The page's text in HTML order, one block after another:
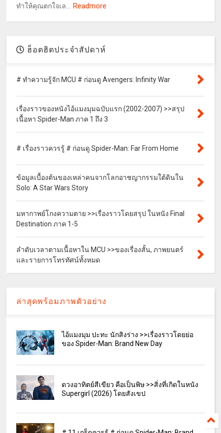
ทำให้คุณตกใจเล...
Readmore
ฮ็อตฮิตประจำสัปดาห์
# ทำความรู้จัก MCU # ก่อนดู Avengers: Infinity War
เรื่องราวของหนังไอ้แมงมุมฉบับแรก (2002-2007) >>สรุป
เนื้อหา Spider-Man ภาค 1 ถึง 3
# เรื่องราวควรรู้ # ก่อนดู Spider-Man: Far From Home
ข้อมูลเบื้องต้นของเหล่าคนจากโลกอาชญากรรมใต้ดินใน
Solo: A Star Wars Story
มหากาพย์โกงความตาย >>เรื่องราวโดยสรุป ในหนัง Final
Destination ภาค 1-5
ลำดับเวลาตามเนื้อหาใน MCU >>ของเรื่องสั้น, ภาพยนตร์
และรายการโทรทัศน์ทั้งหมด
ล่าสุดพร้อมภาพตัวอย่าง
ไอ้แมงมุม ปะทะ นักสิงร่าง >>เรื่องราวโดยย่อ
ของ Spider-Man: Brand New Day
ดวงอาทิตย์สีเขียว คือเป็นพิษ >>สิ่งที่เกิดในหนัง
Supergirl (2026) โดยสังเขป